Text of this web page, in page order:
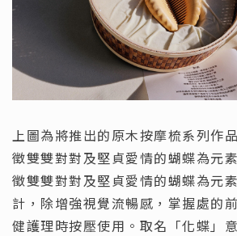
上圖為將推出的原木按摩梳系列作
徵雙雙對對及堅貞愛情的蝴蝶為元
徵雙雙對對及堅貞愛情的蝴蝶為元
計，除增強視覺流暢感，掌握處的
健護理時按壓使用。取名「化蝶」